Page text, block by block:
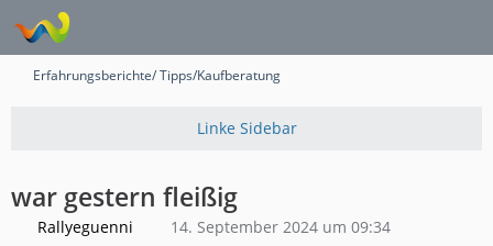
Erfahrungsberichte/ Tipps/Kaufberatung
war gestern fleißig
Rallyeguenni 14. September 2024 um 09:34